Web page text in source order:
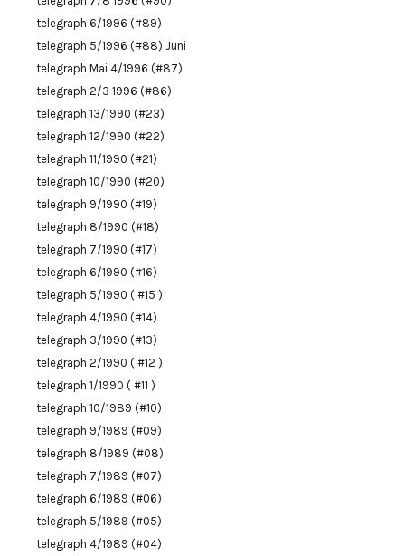
telegraph 6/1996 (#89)
telegraph 5/1996 (#88) Juni
telegraph Mai 4/1996 (#87)
telegraph 2/3 1996 (#86)
telegraph 13/1990 (#23)
telegraph 12/1990 (#22)
telegraph 11/1990 (#21)
telegraph 10/1990 (#20)
telegraph 9/1990 (#19)
telegraph 8/1990 (#18)
telegraph 7/1990 (#17)
telegraph 6/1990 (#16)
telegraph 5/1990 ( #15 )
telegraph 4/1990 (#14)
telegraph 3/1990 (#13)
telegraph 2/1990 ( #12 )
telegraph 1/1990 ( #11 )
telegraph 10/1989 (#10)
telegraph 9/1989 (#09)
telegraph 8/1989 (#08)
telegraph 7/1989 (#07)
telegraph 6/1989 (#06)
telegraph 5/1989 (#05)
telegraph 4/1989 (#04)